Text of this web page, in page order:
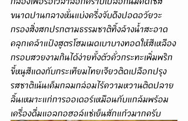
ขนาดปานกลางหั่นแบ่งครึ่งจับดึงปอดอวัยวะ
กรองสิ่งสกปรกตามธรรมชาติทิ้งล้างน้ำสะอาด
คลุกเคล้าแป้งสูตรโฮมเมดเบาบางทอดให้สีเหลือง
กรอบสวยงามกินได้ง่ายทั้งตัวคั่วกระทะเพิ่มพริก
ขี้หนูสีแดงกับกระเทียมไทยเจียวติดเปลือกปรุง
รสชาติเน้นเค็มกลมกล่อมไร้ความหวานติดปลาย
ลิ้นเหมาะแก่การออเดอร์เหมือนกับแกล้มพร้อม
เครื่องดื่มแอลกอฮอล์แช่เย็นสักแก้วมากครับ